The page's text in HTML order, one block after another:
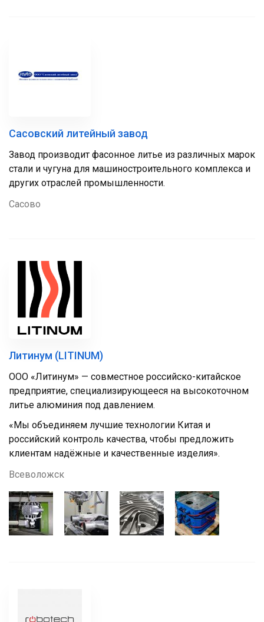
Сасовский литейный завод
Завод производит фасонное литье из различных марок
стали и чугуна для машиностроительного комплекса и
других отраслей промышленности.
Сасово
Литинум (LITINUM)
ООО «Литинум» — совместное российско-китайское
предприятие, специализирующееся на высокоточном
литье алюминия под давлением.
«Мы объединяем лучшие технологии Китая и
российский контроль качества, чтобы предложить
клиентам надёжные и качественные изделия».
Всеволожск